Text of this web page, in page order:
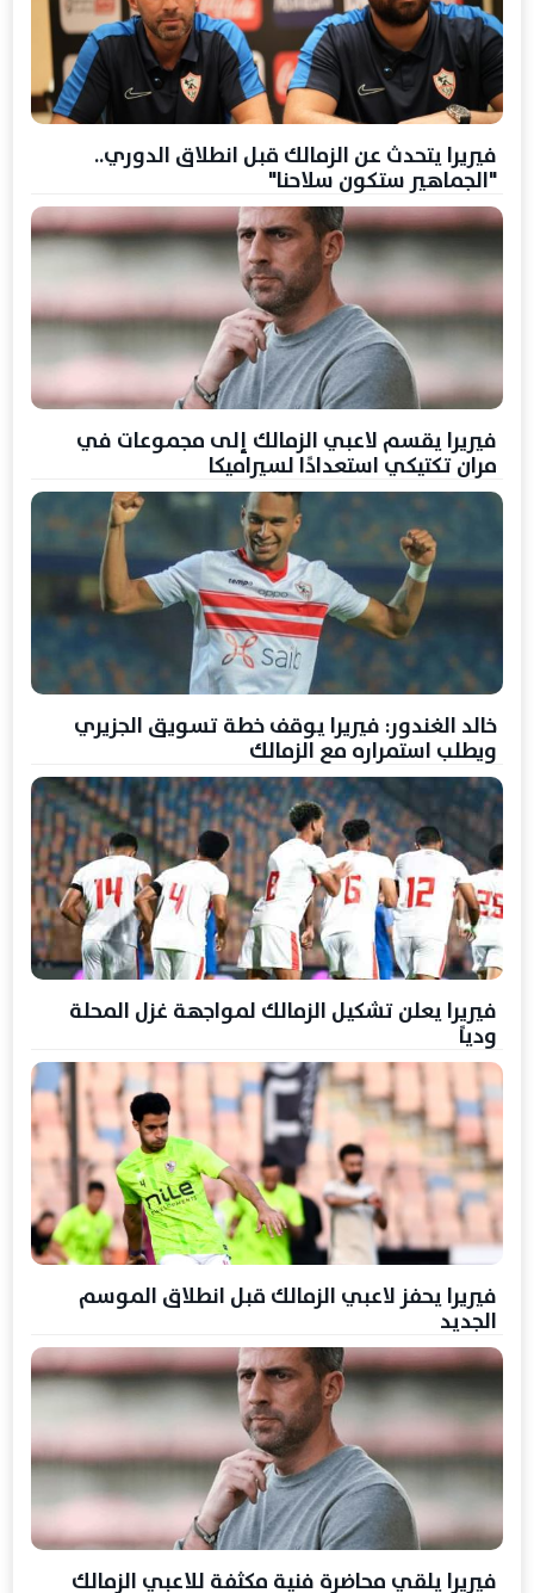
فيريرا يتحدث عن الزمالك قبل انطلاق الدوري..
"الجماهير ستكون سلاحنا"
فيريرا يقسم لاعبي الزمالك إلى مجموعات في
مران تكتيكي استعدادًا لسيراميكا
خالد الغندور: فيريرا يوقف خطة تسويق الجزيري
ويطلب استمراره مع الزمالك
فيريرا يعلن تشكيل الزمالك لمواجهة غزل المحلة
ودياً
فيريرا يحفز لاعبي الزمالك قبل انطلاق الموسم
الجديد
فيريرا يلقي محاضرة فنية مكثفة للاعبي الزمالك